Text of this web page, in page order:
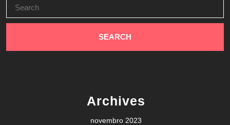
for:
Archives
novembro 2023